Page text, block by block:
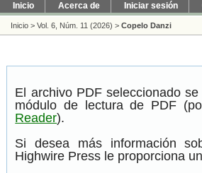
Inicio Acerca de Iniciar sesión
Inicio > Vol. 6, Núm. 11 (2026) > Copelo Danzi
El archivo PDF seleccionado
módulo de lectura de PDF
Reader).
Si desea más información
Highwire Press le proporciona